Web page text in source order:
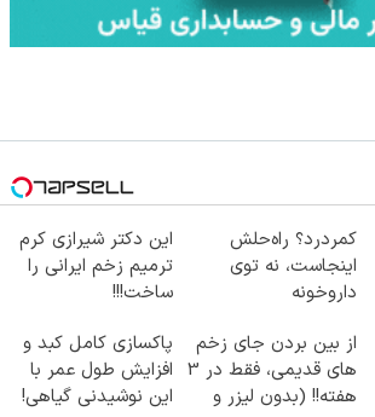
کمردرد؟ راه‌حلش
اینجاست، نه توی
داروخونه
این دکتر شیرازی کرم
ترمیم زخم ایرانی را
ساخت!!!
از بین بردن جای زخم
های قدیمی، فقط در 3
هفته!! (بدون لیزر و
پاکسازی کامل کبد و
افزایش طول عمر با
این نوشیدنی گیاهی!